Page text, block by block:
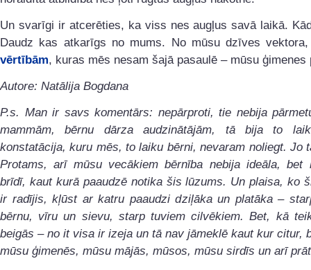
Un svarīgi ir atcerēties, ka viss nes augļus savā laikā.
Daudz kas atkarīgs no mums. No mūsu dzīves
vērtībām, kuras mēs nesam šajā pasaulē – mūsu ģimenes
Autore: Natālija Bogdana
P.s. Man ir savs komentārs: nepārproti, tie nebija
mammām, bērnu dārza audzinātājām, tā bija to
konstatācija, kuru mēs, to laiku bērni, nevaram noliegt. Jo
Protams, arī mūsu vecākiem bērnība nebija ideāla, bet
brīdī, kaut kurā paaudzē notika šis lūzums. Un plaisa, ko
ir radījis, kļūst ar katru paaudzi dziļāka un platāka –
bērnu, vīru un sievu, starp tuviem cilvēkiem. Bet, kā
beigās – no it visa ir izeja un tā nav jāmeklē kaut kur citur,
mūsu ģimenēs, mūsu mājās, mūsos, mūsu sirdīs un arī